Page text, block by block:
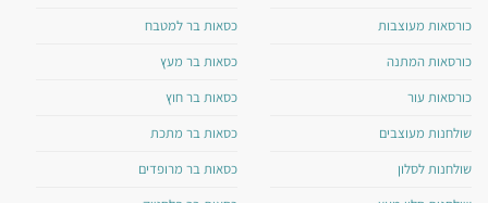
כורסאות מעוצבות
כורסאות המתנה
כורסאות עור
שולחנות מעוצבים
שולחנות לסלון
כסאות בר למטבח
כסאות בר מעץ
כסאות בר חוץ
כסאות בר מתכת
כסאות בר מרופדים